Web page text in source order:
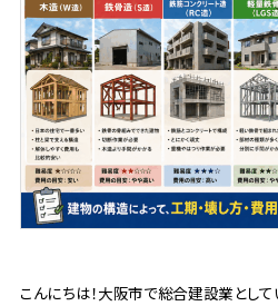
こんにちは！大阪市で総合建設業とし